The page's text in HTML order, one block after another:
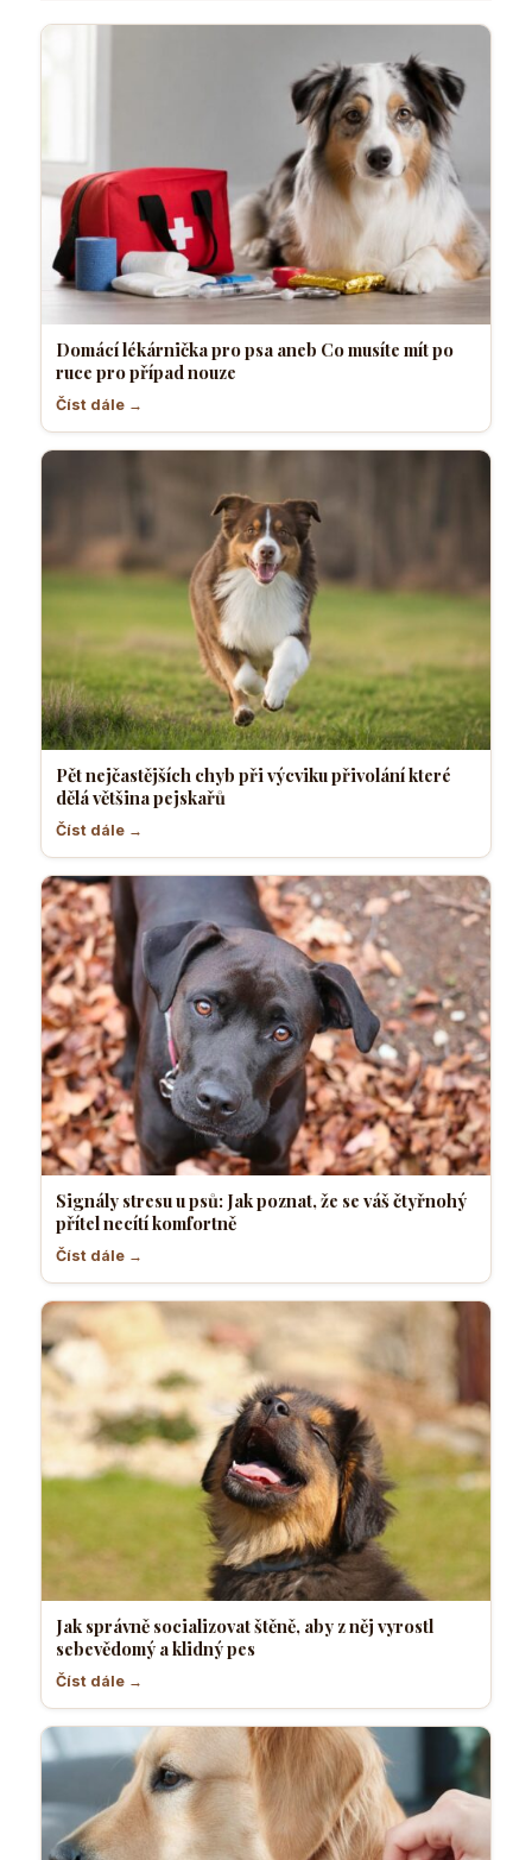
Domácí lékárnička pro psa aneb Co musíte mít po
ruce pro případ nouze
Číst dále →
Pět nejčastějších chyb při výcviku přivolání které
dělá většina pejskařů
Číst dále →
Signály stresu u psů: Jak poznat, že se váš čtyřnohý
přítel necítí komfortně
Číst dále →
Jak správně socializovat štěně, aby z něj vyrostl
sebevědomý a klidný pes
Číst dále →